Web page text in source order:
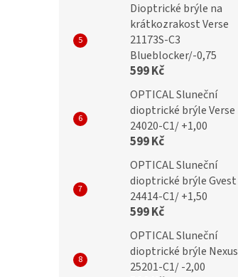
Dioptrické brýle na
krátkozrakost Verse
21173S-C3
Blueblocker/-0,75
599 Kč
OPTICAL Sluneční
dioptrické brýle Verse
24020-C1/ +1,00
599 Kč
OPTICAL Sluneční
dioptrické brýle Gvest
24414-C1/ +1,50
599 Kč
OPTICAL Sluneční
dioptrické brýle Nexus
25201-C1/ -2,00
299 Kč